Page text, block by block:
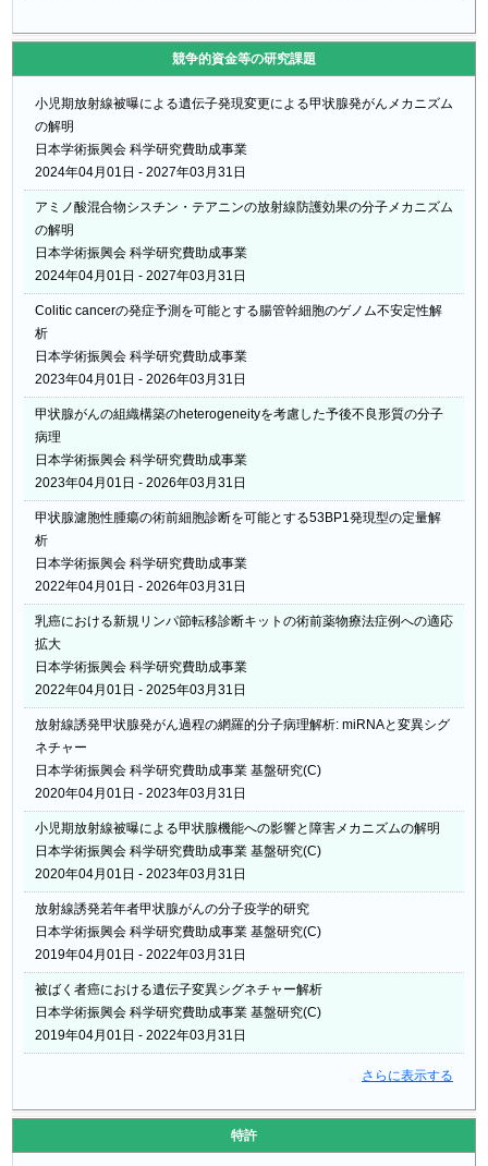
競争的資金等の研究課題
小児期放射線被曝による遺伝子発現変更による甲状腺発がんメカニズム
の解明
日本学術振興会 科学研究費助成事業
2024年04月01日 - 2027年03月31日
アミノ酸混合物シスチン・テアニンの放射線防護効果の分子メカニズム
の解明
日本学術振興会 科学研究費助成事業
2024年04月01日 - 2027年03月31日
Colitic cancerの発症予測を可能とする腸管幹細胞のゲノム不安定性解
析
日本学術振興会 科学研究費助成事業
2023年04月01日 - 2026年03月31日
甲状腺がんの組織構築のheterogeneityを考慮した予後不良形質の分子
病理
日本学術振興会 科学研究費助成事業
2023年04月01日 - 2026年03月31日
甲状腺濾胞性腫瘍の術前細胞診断を可能とする53BP1発現型の定量解
析
日本学術振興会 科学研究費助成事業
2022年04月01日 - 2026年03月31日
乳癌における新規リンパ節転移診断キットの術前薬物療法症例への適応
拡大
日本学術振興会 科学研究費助成事業
2022年04月01日 - 2025年03月31日
放射線誘発甲状腺発がん過程の網羅的分子病理解析: miRNAと変異シグ
ネチャー
日本学術振興会 科学研究費助成事業 基盤研究(C)
2020年04月01日 - 2023年03月31日
小児期放射線被曝による甲状腺機能への影響と障害メカニズムの解明
日本学術振興会 科学研究費助成事業 基盤研究(C)
2020年04月01日 - 2023年03月31日
放射線誘発若年者甲状腺がんの分子疫学的研究
日本学術振興会 科学研究費助成事業 基盤研究(C)
2019年04月01日 - 2022年03月31日
被ばく者癌における遺伝子変異シグネチャー解析
日本学術振興会 科学研究費助成事業 基盤研究(C)
2019年04月01日 - 2022年03月31日
さらに表示する
特許